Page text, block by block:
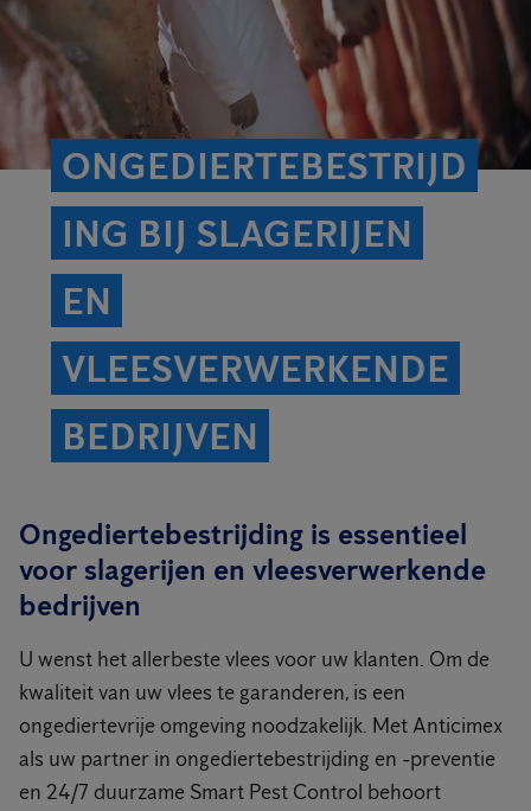
ONGEDIERTEBESTRIJD
ING BIJ SLAGERIJEN
EN
VLEESVERWERKENDE
BEDRIJVEN
Ongediertebestrijding is essentieel
voor slagerijen en vleesverwerkende
bedrijven
U wenst het allerbeste vlees voor uw klanten. Om de
kwaliteit van uw vlees te garanderen, is een
ongediertevrije omgeving noodzakelijk. Met Anticimex
als uw partner in ongediertebestrijding en -preventie
en 24/7 duurzame Smart Pest Control behoort